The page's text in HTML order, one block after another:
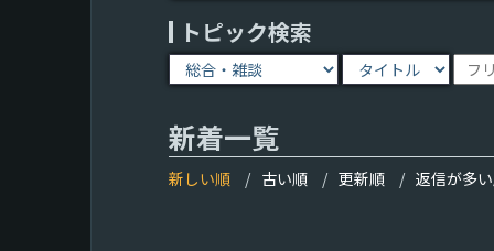
トピック検索
新着一覧
新しい順 古い順 更新順 返信が多